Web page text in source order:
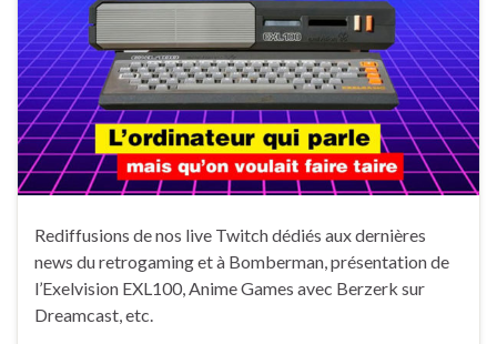
Rediffusions de nos live Twitch dédiés aux dernières
news du retrogaming et à Bomberman, présentation de
l’Exelvision EXL100, Anime Games avec Berzerk sur
Dreamcast, etc.